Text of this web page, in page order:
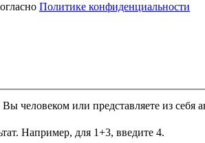
Политике конфиденциальности
человеком или представляете из себя
Например, для 1+3, введите 4.